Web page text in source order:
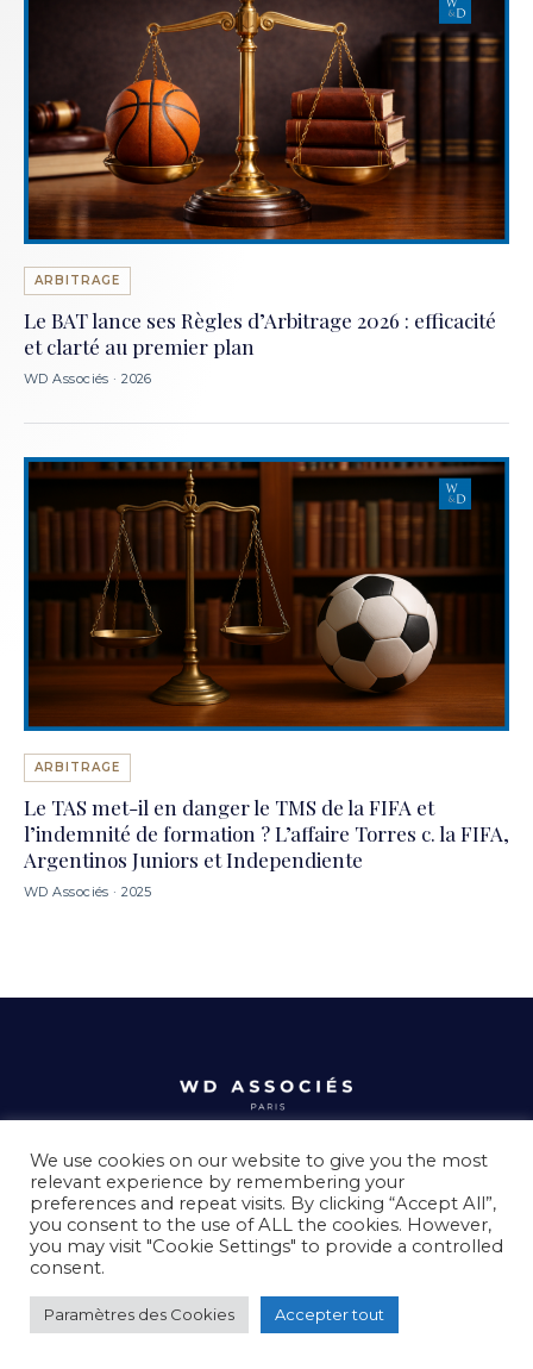
ARBITRAGE
Le BAT lance ses Règles d’Arbitrage 2026 : efficacité
et clarté au premier plan
WD Associés · 2026
ARBITRAGE
Le TAS met-il en danger le TMS de la FIFA et
l’indemnité de formation ? L’affaire Torres c. la FIFA,
Argentinos Juniors et Independiente
WD Associés · 2025
Vos solutions,
à un message de distance.
DEMANDER UNE CONSULTATION
We use cookies on our website to give you the most
relevant experience by remembering your
preferences and repeat visits. By clicking “Accept All”,
you consent to the use of ALL the cookies. However,
you may visit "Cookie Settings" to provide a controlled
consent.
Paramètres des Cookies Accepter tout